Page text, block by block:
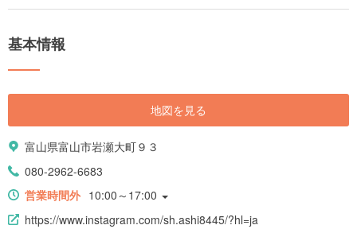
基本情報
地図を見る
富山県富山市岩瀬大町９３
080-2962-6683
営業時間外 10:00～17:00
https://www.instagram.com/sh.ashi8445/?hl=ja